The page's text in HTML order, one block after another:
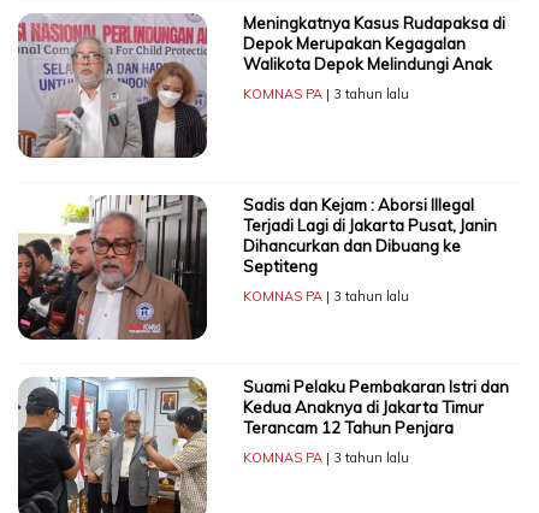
Meningkatnya Kasus Rudapaksa di
Depok Merupakan Kegagalan
Walikota Depok Melindungi Anak
KOMNAS PA| 3 tahun lalu
Sadis dan Kejam : Aborsi Illegal
Terjadi Lagi di Jakarta Pusat, Janin
Dihancurkan dan Dibuang ke
Septiteng
KOMNAS PA| 3 tahun lalu
Suami Pelaku Pembakaran Istri dan
Kedua Anaknya di Jakarta Timur
Terancam 12 Tahun Penjara
KOMNAS PA| 3 tahun lalu